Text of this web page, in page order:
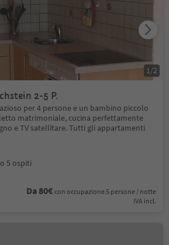
2-5 P.
per 4 persone e un bambino piccolo
letto matrimoniale, cucina perfettamente
e TV satellitare. Tutti gli appartamenti
5 ospiti
Da 80€ con occupazione 5 persone / notte
IVA incl.
1 /2